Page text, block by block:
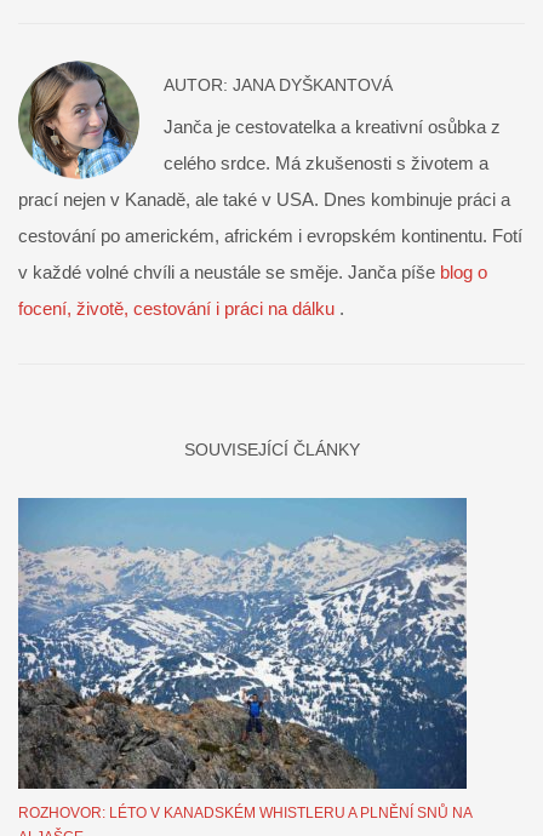
AUTOR: JANA DYŠKANTOVÁ
Janča je cestovatelka a kreativní osůbka z
celého srdce. Má zkušenosti s životem a
prací nejen v Kanadě, ale také v USA. Dnes kombinuje práci a
cestování po americkém, africkém i evropském kontinentu. Fotí
v každé volné chvíli a neustále se směje. Janča píše blog o
focení, životě, cestování i práci na dálku .
SOUVISEJÍCÍ ČLÁNKY
ROZHOVOR: LÉTO V KANADSKÉM WHISTLERU A PLNĚNÍ SNŮ NA